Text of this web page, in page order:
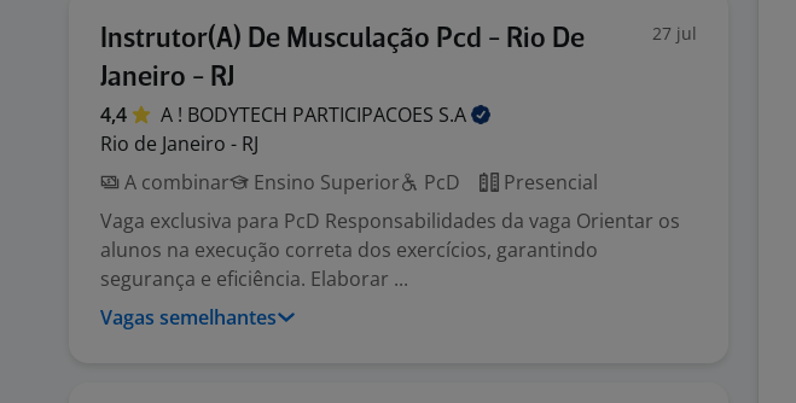
Instrutor(A) De Musculação Pcd - Rio De
Janeiro - RJ
27 jul
4,4 A ! BODYTECH PARTICIPACOES S.A
Rio de Janeiro - RJ
A combinar
Ensino Superior PcD
Presencial
Vaga exclusiva para PcD Responsabilidades da vaga Orientar os
alunos na execução correta dos exercícios, garantindo
segurança e eficiência. Elaborar ...
Vagas semelhantes